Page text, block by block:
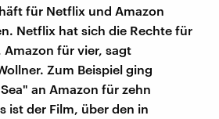
für Netflix und Amazon
Netflix hat sich die Rechte für
für vier, sagt
Zum Beispiel ging
an Amazon für zehn
ist der Film, über den in